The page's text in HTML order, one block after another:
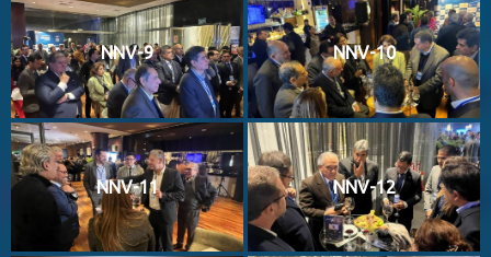
NNV-9 NNV-10
NNV-11 NNV-12